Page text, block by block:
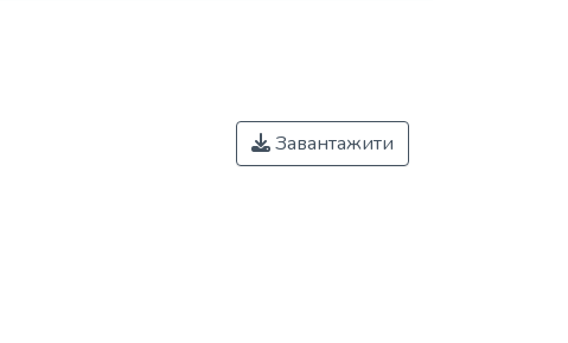
Завантажити